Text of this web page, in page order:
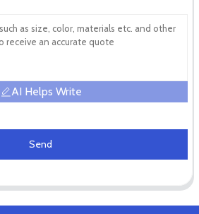
AI Helps Write
Send